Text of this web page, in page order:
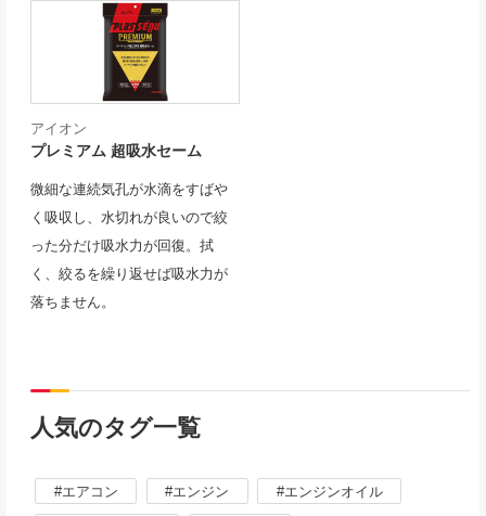
アイオン
プレミアム 超吸水セーム
微細な連続気孔が水滴をすばや
く吸収し、水切れが良いので絞
った分だけ吸水力が回復。拭
く、絞るを繰り返せば吸水力が
落ちません。
人気のタグ一覧
エアコン エンジン エンジンオイル